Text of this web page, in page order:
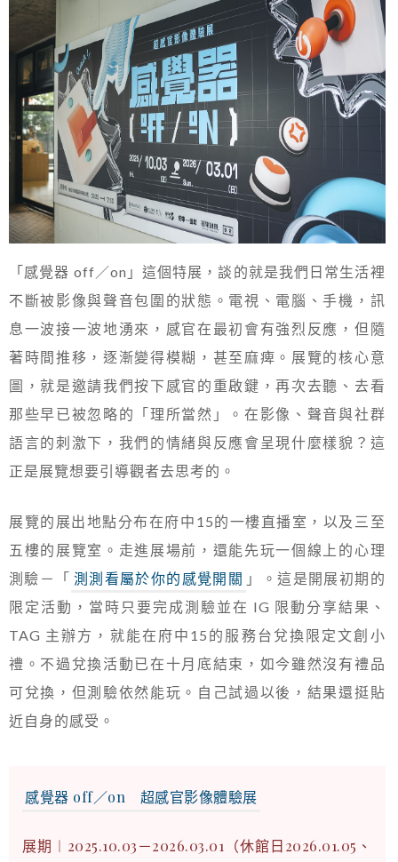
「感覺器 off／on」這個特展，談的就是我們日常生活裡
不斷被影像與聲音包圍的狀態。電視、電腦、手機，訊
息一波接一波地湧來，感官在最初會有強烈反應，但隨
著時間推移，逐漸變得模糊，甚至麻痺。展覽的核心意
圖，就是邀請我們按下感官的重啟鍵，再次去聽、去看
那些早已被忽略的「理所當然」。在影像、聲音與社群
語言的刺激下，我們的情緒與反應會呈現什麼樣貌？這
正是展覽想要引導觀者去思考的。
展覽的展出地點分布在府中15的一樓直播室，以及三至
五樓的展覽室。走進展場前，還能先玩一個線上的心理
測驗－「 測測看屬於你的感覺開關 」。這是開展初期的
限定活動，當時只要完成測驗並在 IG 限動分享結果、
TAG 主辦方，就能在府中15的服務台兌換限定文創小
禮。不過兌換活動已在十月底結束，如今雖然沒有禮品
可兌換，但測驗依然能玩。自己試過以後，結果還挺貼
近自身的感受。
感覺器 off／on 超感官影像體驗展
展期︱2025.10.03－2026.03.01（休館日2026.01.05、